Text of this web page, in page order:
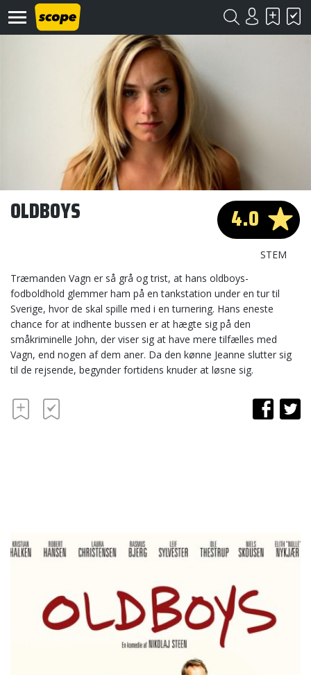
Om
Scope
4.0
STEM
OLDBOYS
Træmanden Vagn er så grå og trist, at hans oldboys-
fodboldhold glemmer ham på en tankstation under en tur til
Sverige, hvor de skal spille med i en turnering. Hans eneste
chance for at indhente bussen er at hægte sig på den
småkriminelle John, der viser sig at have mere tilfælles med
Vagn, end nogen af dem aner. Da den kønne Jeanne slutter sig
til de rejsende, begynder fortidens knuder at løsne sig.